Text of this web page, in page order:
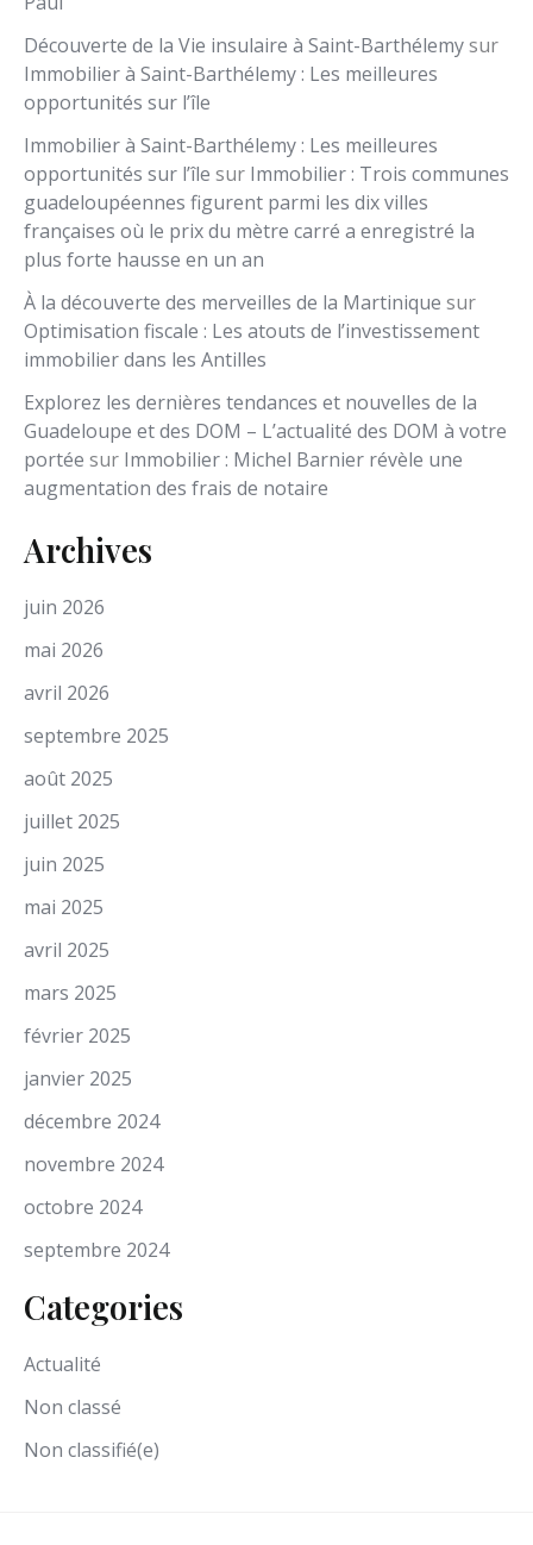
Découverte de la Vie insulaire à Saint-Barthélemysur
Immobilier à Saint-Barthélemy : Les meilleures
opportunités sur l’île
Immobilier à Saint-Barthélemy : Les meilleures
opportunités sur l’île sur Immobilier : Trois communes
guadeloupéennes figurent parmi les dix villes
françaises où le prix du mètre carré a enregistré la
plus forte hausse en un an
À la découverte des merveilles de la Martinique sur
Optimisation fiscale : Les atouts de l’investissement
immobilier dans les Antilles
Explorez les dernières tendances et nouvelles de la
Guadeloupe et des DOM – L’actualité des DOM à votre
portée sur Immobilier : Michel Barnier révèle une
augmentation des frais de notaire
Archives
juin 2026
mai 2026
avril 2026
septembre 2025
août 2025
juillet 2025
juin 2025
mai 2025
avril 2025
mars 2025
février 2025
janvier 2025
décembre 2024
novembre 2024
octobre 2024
septembre 2024
Categories
Actualité
Non classé
Non classifié(e)